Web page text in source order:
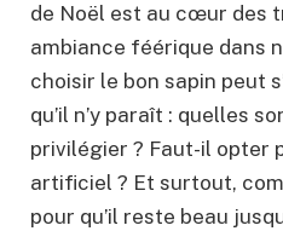
de Noël est au cœur des
ambiance féérique dans
choisir le bon sapin peut
qu’il n’y paraît : quelles
privilégier ? Faut-il opter
artificiel ? Et surtout,
pour qu’il reste beau